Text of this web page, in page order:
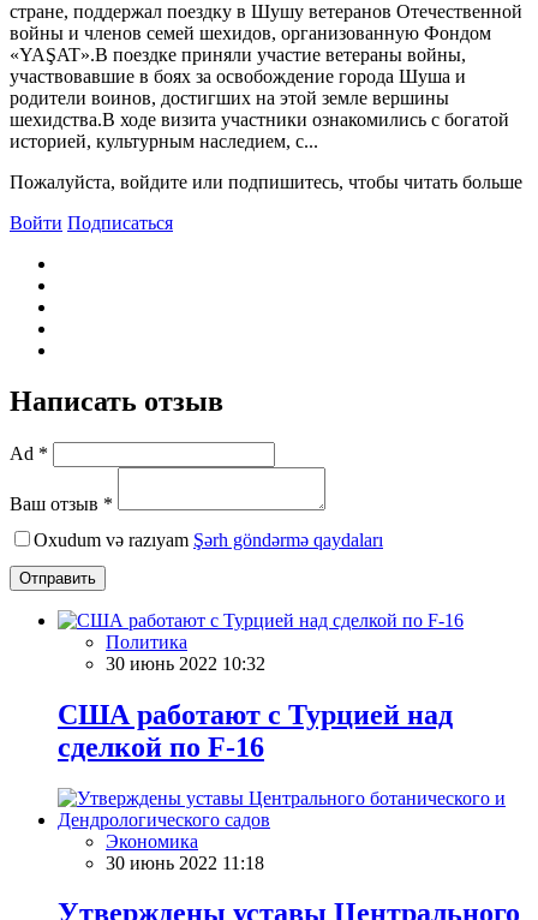
стране, поддержал поездку в Шушу ветеранов Отечественной
войны и членов семей шехидов, организованную Фондом
«YAŞAT».В поездке приняли участие ветераны войны,
участвовавшие в боях за освобождение города Шуша и
родители воинов, достигших на этой земле вершины
шехидства.В ходе визита участники ознакомились с богатой
историей, культурным наследием, с...
Пожалуйста, войдите или подпишитесь, чтобы читать больше
Войти Подписаться
Написать отзыв
Ad *
Ваш отзыв *
Oxudum və razıyam Şərh göndərmə qaydaları
Отправить
Политика
30 июнь 2022 10:32
США работают с Турцией над
сделкой по F-16
Экономика
30 июнь 2022 11:18
Утверждены уставы Центрального